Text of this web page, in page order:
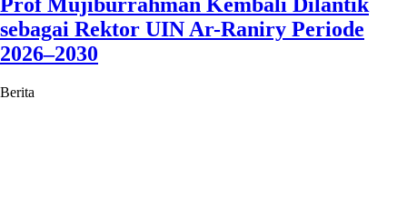
sebagai Rektor UIN Ar-Raniry Periode
2026–2030
Berita